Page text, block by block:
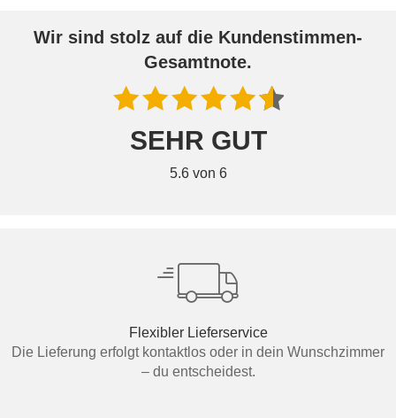
Wir sind stolz auf die Kundenstimmen-
Gesamtnote.
SEHR GUT
5.6 von 6
Flexibler Lieferservice
Die Lieferung erfolgt kontaktlos oder in dein Wunschzimmer
– du entscheidest.